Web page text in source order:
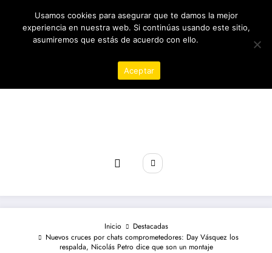
contenido
06/08/2026 12:02:38 PM
Inicio
Destacadas
Nuevos cruces por chats comprometedores: Day Vásquez los
respalda, Nicolás Petro dice que son un montaje
Usamos cookies para asegurar que te damos la mejor
experiencia en nuestra web. Si continúas usando este sitio,
asumiremos que estás de acuerdo con ello.
Aceptar